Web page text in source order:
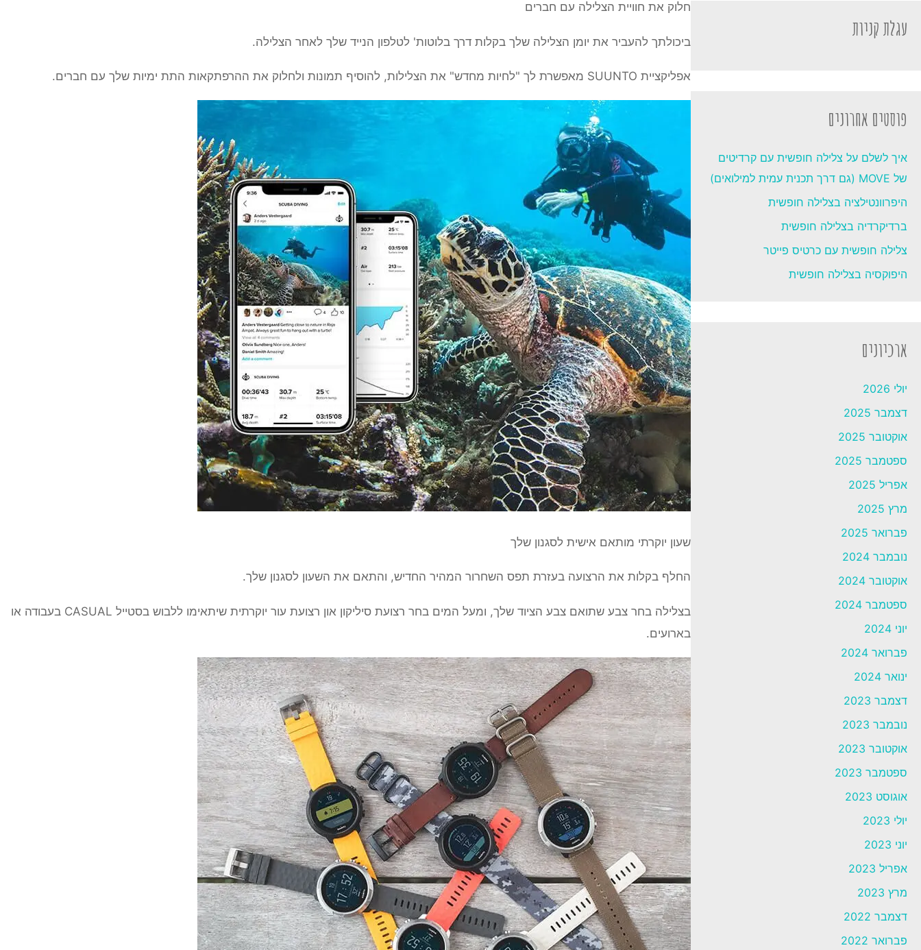
חלוק את חוויית הצלילה עם חברים
ביכולתך להעביר את יומן הצלילה שלך בקלות דרך בלוטות' לטלפון הנייד שלך לאחר הצלילה.
אפליקציית SUUNTO מאפשרת לך "לחיות מחדש" את הצלילות, להוסיף תמונות ולחלוק את ההרפתקאות התת ימיות שלך עם חברים.
שעון יוקרתי מותאם אישית לסגנון שלך
החלף בקלות את הרצועה בעזרת תפס השחרור המהיר החדיש, והתאם את השעון לסגנון שלך.
בצלילה בחר צבע שתואם צבע הציוד שלך, ומעל המים בחר רצועת סיליקון און רצועת עור יוקרתית שיתאימו ללבוש בסטייל CASUAL בעבודה או
בארועים.
עגלת קניות
פוסטים אחרונים
איך לשלם על צלילה חופשית עם קרדיטים
של MOVE (גם דרך תכנית עמית למילואים)
היפרוונטילציה בצלילה חופשית
ברדיקרדיה בצלילה חופשית
צלילה חופשית עם כרטיס פייטר
היפוקסיה בצלילה חופשית
ארכיונים
יולי 2026
דצמבר 2025
אוקטובר 2025
ספטמבר 2025
אפריל 2025
מרץ 2025
פברואר 2025
נובמבר 2024
אוקטובר 2024
ספטמבר 2024
יוני 2024
פברואר 2024
ינואר 2024
דצמבר 2023
נובמבר 2023
אוקטובר 2023
ספטמבר 2023
אוגוסט 2023
יולי 2023
יוני 2023
אפריל 2023
מרץ 2023
דצמבר 2022
פברואר 2022